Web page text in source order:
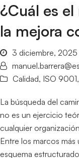
¿Cuál es
la mejora
3 diciembre, 2025
Calidad, ISO 9001,
La búsqueda del
no es un ejercicio
cualquier
Entre los marcos
esquema